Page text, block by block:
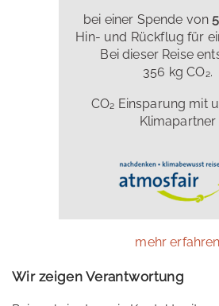
bei einer Spende von
Hin- und Rückflug für
Bei dieser Reise
356 kg CO₂.
CO₂ Einsparung mit
Klimapartner
mehr erfahren
Wir zeigen Verantwortung